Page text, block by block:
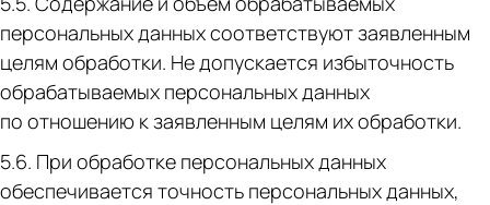
персональных данных соответствуют заявленным
целям обработки. Не допускается избыточность
обрабатываемых персональных данных
по отношению к заявленным целям их обработки.
5.6. При обработке персональных данных
обеспечивается точность персональных данных,